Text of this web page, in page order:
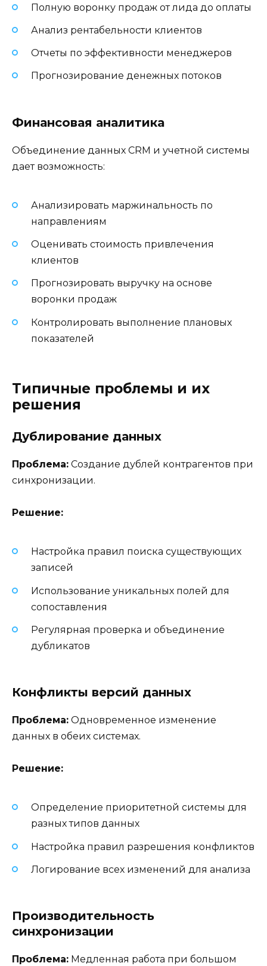
Полную воронку продаж от лида до оплаты
Анализ рентабельности клиентов
Отчеты по эффективности менеджеров
Прогнозирование денежных потоков
Финансовая аналитика
Объединение данных CRM и учетной системы
дает возможность:
Анализировать маржинальность по
направлениям
Оценивать стоимость привлечения
клиентов
Прогнозировать выручку на основе
воронки продаж
Контролировать выполнение плановых
показателей
Типичные проблемы и их
решения
Дублирование данных
Проблема: Создание дублей контрагентов при
синхронизации.
Решение:
Настройка правил поиска существующих
записей
Использование уникальных полей для
сопоставления
Регулярная проверка и объединение
дубликатов
Конфликты версий данных
Проблема: Одновременное изменение
данных в обеих системах.
Решение:
Определение приоритетной системы для
разных типов данных
Настройка правил разрешения конфликтов
Логирование всех изменений для анализа
Производительность
синхронизации
Проблема: Медленная работа при большом